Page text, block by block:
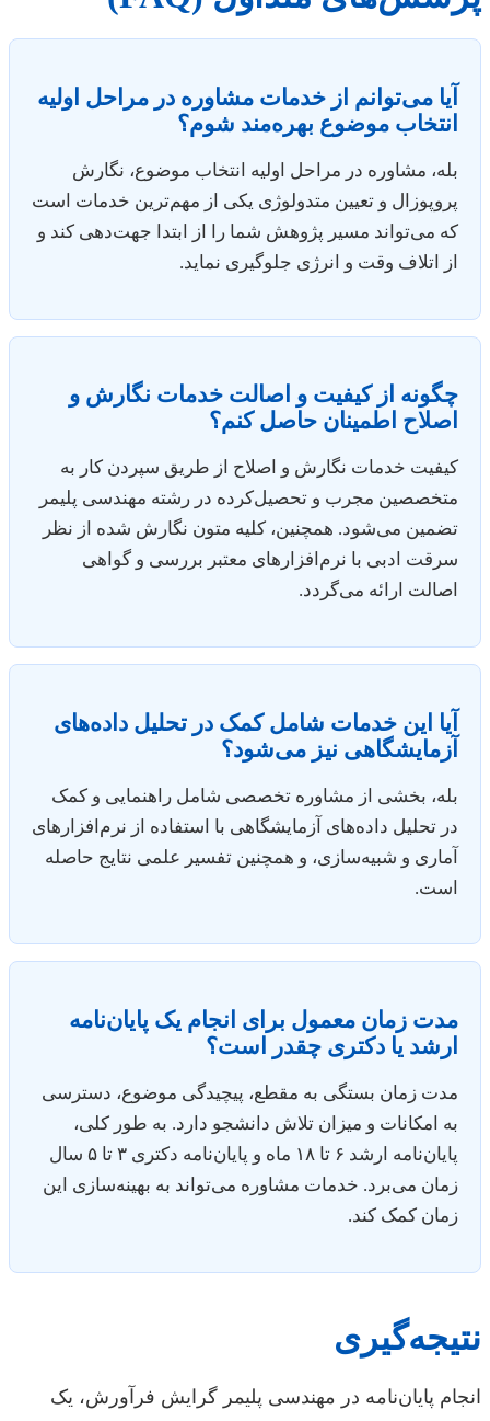
آیا می‌توانم از خدمات مشاوره در مراحل اولیه
انتخاب موضوع بهره‌مند شوم؟
بله، مشاوره در مراحل اولیه انتخاب موضوع، نگارش
پروپوزال و تعیین متدولوژی یکی از مهم‌ترین خدمات است
که می‌تواند مسیر پژوهش شما را از ابتدا جهت‌دهی کند و
از اتلاف وقت و انرژی جلوگیری نماید.
چگونه از کیفیت و اصالت خدمات نگارش و
اصلاح اطمینان حاصل کنم؟
کیفیت خدمات نگارش و اصلاح از طریق سپردن کار به
متخصصین مجرب و تحصیل‌کرده در رشته مهندسی پلیمر
تضمین می‌شود. همچنین، کلیه متون نگارش شده از نظر
سرقت ادبی با نرم‌افزارهای معتبر بررسی و گواهی
اصالت ارائه می‌گردد.
آیا این خدمات شامل کمک در تحلیل داده‌های
آزمایشگاهی نیز می‌شود؟
بله، بخشی از مشاوره تخصصی شامل راهنمایی و کمک
در تحلیل داده‌های آزمایشگاهی با استفاده از نرم‌افزارهای
آماری و شبیه‌سازی، و همچنین تفسیر علمی نتایج حاصله
است.
مدت زمان معمول برای انجام یک پایان‌نامه
ارشد یا دکتری چقدر است؟
مدت زمان بستگی به مقطع، پیچیدگی موضوع، دسترسی
به امکانات و میزان تلاش دانشجو دارد. به طور کلی،
پایان‌نامه ارشد ۶ تا ۱۸ ماه و پایان‌نامه دکتری ۳ تا ۵ سال
زمان می‌برد. خدمات مشاوره می‌تواند به بهینه‌سازی این
زمان کمک کند.
نتیجه‌گیری
انجام پایان‌نامه در مهندسی پلیمر گرایش فرآورش، یک